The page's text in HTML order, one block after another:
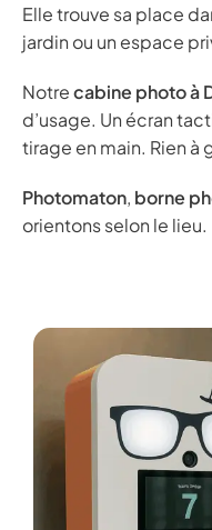
Elle trouve sa place
jardin ou un espace
Notrecabine photo à
d’usage. Un écran
tirage en main. Rien à
Photomaton, borne
orientons selon le lieu.